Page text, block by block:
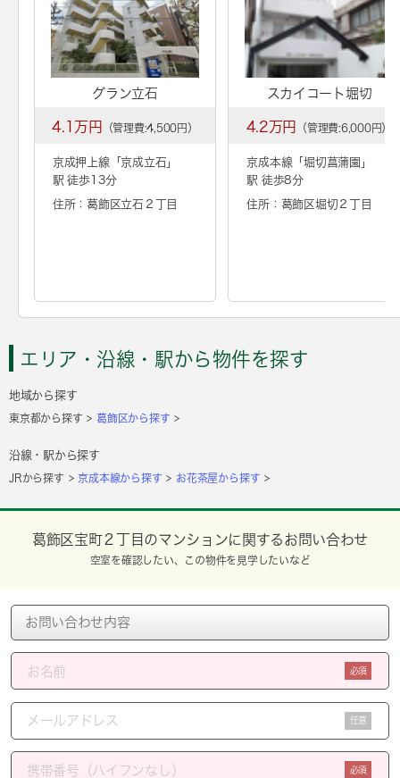
グラン立石
4.1万円 （管理費:4,500円）
京成押上線「京成立石 」
駅 徒歩13分
住所：葛飾区立石２丁目
スカイコート堀切
4.2万円 （管理費:6,000円）
京成本線「堀切菖蒲園 」
駅 徒歩8分
住所：葛飾区堀切２丁目
エリア・沿線・駅から物件を探す
地域から探す
東京都から探す 葛飾区から探す
沿線・駅から探す
JRから探す 京成本線から探す お花茶屋から探す
葛飾区宝町２丁目のマンションに関するお問い合わせ
空室を確認したい、この物件を見学したいなど
必須
任意
必須